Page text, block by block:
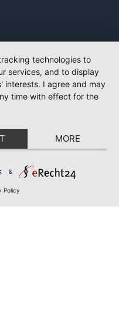
technologies to
services, and to display
interests. I agree and may
time with effect for the
MORE
&
Policy